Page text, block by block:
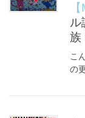
【Marriage】成
ル
族
こ
の